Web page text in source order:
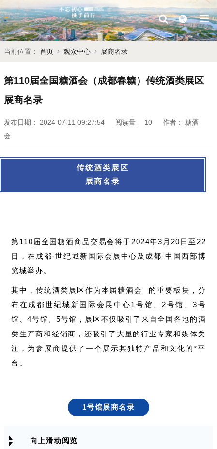
当前位置： 首页 观众中心 展商名录
第110届全国糖酒会（成都春糖）传统酒类展区
展商名录
发布日期： 2024-07-11 09:27:54 阅读量： 10 作者：
糖酒
会
传统酒类展区
展商名录
第110届全国糖酒商品交易会将于2024年3月20日至22
日，在成都·世纪城新国际会展中心及成都·中国西部博
览城举办。
其中，传统酒类展区作为本届糖酒会
的重要板块，分
布在成都世纪城新国际会展中心1号馆、2号馆、3号
馆、4号馆、5号馆，展区不仅吸引了来自全国各地的酒
类生产商和经销商，还吸引了大量的行业专家和媒体关
注，为参展商提供了一个展示其独特产品和文化的*平
台。
1号馆展商名录
向上滑动阅览